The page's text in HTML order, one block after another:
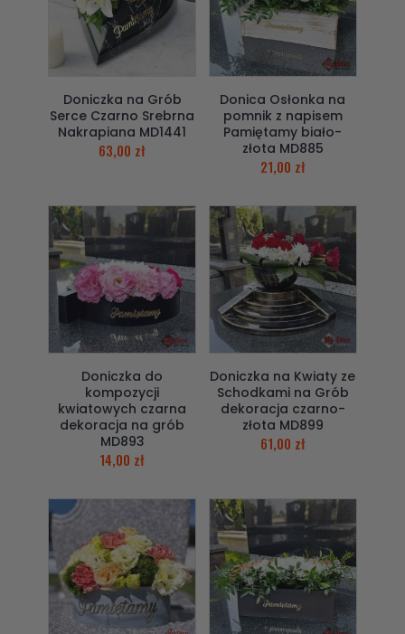
Doniczka na Grób
Serce Czarno Srebrna
Nakrapiana MD1441
63,00 zł
Donica Osłonka na
pomnik z napisem
Pamiętamy biało-
złota MD885
21,00 zł
Doniczka do
kompozycji
kwiatowych czarna
dekoracja na grób
MD893
14,00 zł
Doniczka na Kwiaty ze
Schodkami na Grób
dekoracja czarno-
złota MD899
61,00 zł